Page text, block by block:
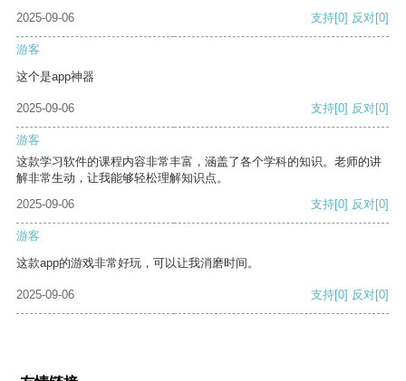
2025-09-06
支持[0] 反对[0]
游客
这个是app神器
2025-09-06 支持[0] 反对[0]
游客
这款学习软件的课程内容非常丰富，涵盖了各个学科的知识。老师的讲
解非常生动，让我能够轻松理解知识点。
2025-09-06
支持[0] 反对[0]
游客
这款app的游戏非常好玩，可以让我消磨时间。
2025-09-06 支持[0] 反对[0]